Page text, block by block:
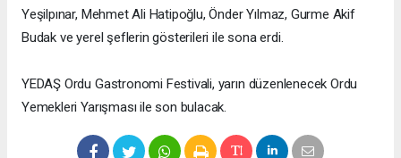
Yeşilpınar, Mehmet Ali Hatipoğlu, Önder Yılmaz, Gurme Akif
Budak ve yerel şeflerin gösterileri ile sona erdi.
YEDAŞ Ordu Gastronomi Festivali, yarın düzenlenecek Ordu
Yemekleri Yarışması ile son bulacak.